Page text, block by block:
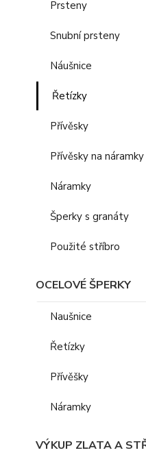
Prsteny
Snubní prsteny
Náušnice
Řetízky
Přívěsky
Přívěsky na náramky
Náramky
Šperky s granáty
Použité stříbro
OCELOVÉ ŠPERKY
Naušnice
Řetízky
Přívěšky
Náramky
VÝKUP ZLATA A